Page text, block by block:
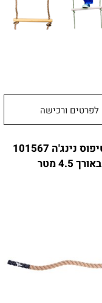
לפרטים ורכישה
חבל טיפוס נינג'ה 101567
באורך 4.5 מטר